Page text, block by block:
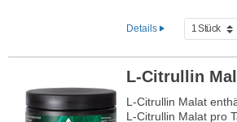
so die sportliche
hochwertige
aluminiumfrei.
mehr
Details
L-Citrullin
L-Citrullin Malat
L-Citrullin Malat pro